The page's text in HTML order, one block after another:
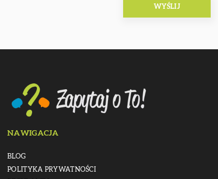
NAWIGACJA
BLOG
POLITYKA PRYWATNOŚCI